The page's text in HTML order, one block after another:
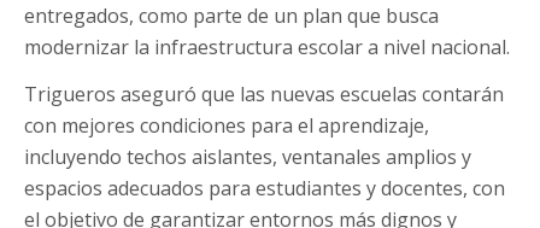
entregados, como parte de un plan que busca
modernizar la infraestructura escolar a nivel nacional.
Trigueros aseguró que las nuevas escuelas contarán
con mejores condiciones para el aprendizaje,
incluyendo techos aislantes, ventanales amplios y
espacios adecuados para estudiantes y docentes, con
el objetivo de garantizar entornos más dignos y